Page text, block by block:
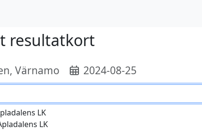
resultatkort
Värnamo 2024-08-25
LK
LK